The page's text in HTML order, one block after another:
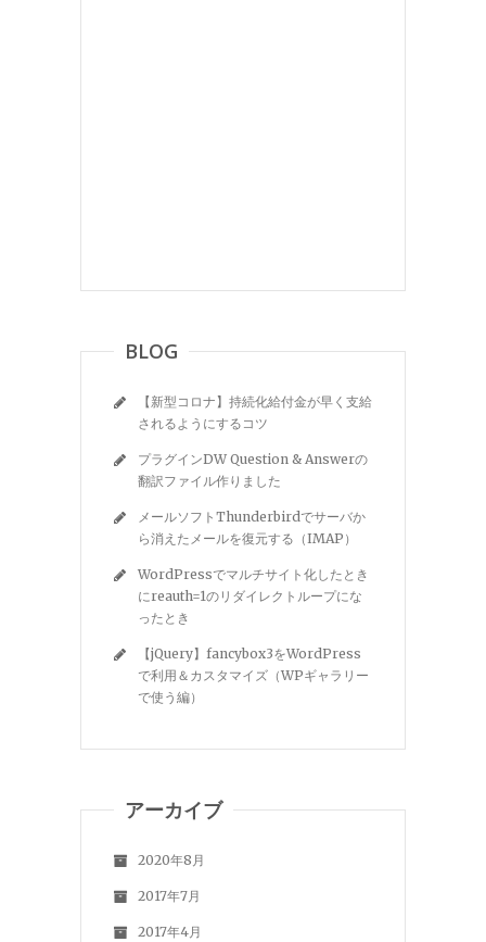
BLOG
【新型コロナ】持続化給付金が早く支給
されるようにするコツ
プラグインDW Question & Answerの
翻訳ファイル作りました
メールソフトThunderbirdでサーバか
ら消えたメールを復元する（IMAP）
WordPressでマルチサイト化したとき
にreauth=1のリダイレクトループにな
ったとき
【jQuery】fancybox3をWordPress
で利用＆カスタマイズ（WPギャラリー
で使う編）
アーカイブ
2020年8月
2017年7月
2017年4月